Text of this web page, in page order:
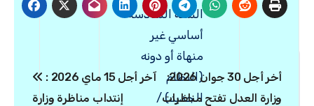
السنة السّادسة
أساسي غير
منهاة أو دونه
(النظام
الجديد) /
deإنتداب مناظرة وزارة
أخر أجل 30 جوان 2026:
وزارة العدل تفتح مناظرات